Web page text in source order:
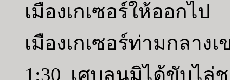
เมืองเกเซอร์ให้ออกไ
เมืองเกเซอร์ท่ามกลางเ
1:30 เศบูลุนมิได้ขับไล่